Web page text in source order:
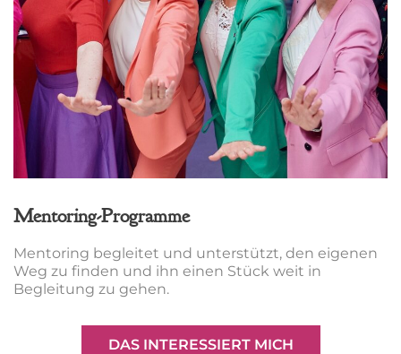
Mentoring-Programme
Mentoring begleitet und unterstützt, den eigenen
Weg zu finden und ihn einen Stück weit in
Begleitung zu gehen.
DAS INTERESSIERT MICH